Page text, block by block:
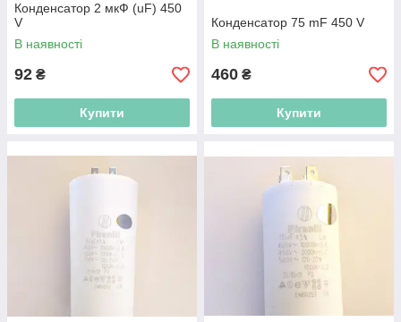
Конденсатор 2 мкФ (uF) 450
V
В наявності
92 ₴
Купити
Конденсатор 75 mF 450 V
В наявності
460 ₴
Купити